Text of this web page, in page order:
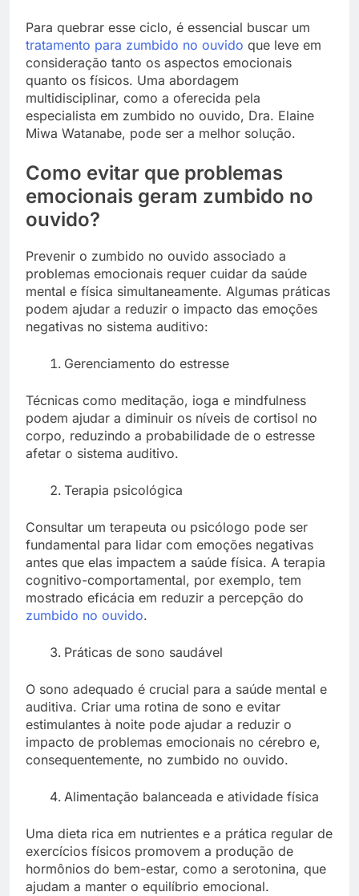
Para quebrar esse ciclo, é essencial buscar um
tratamento para zumbido no ouvido que leve em
consideração tanto os aspectos emocionais
quanto os físicos. Uma abordagem
multidisciplinar, como a oferecida pela
especialista em zumbido no ouvido, Dra. Elaine
Miwa Watanabe, pode ser a melhor solução.
Como evitar que problemas
emocionais geram zumbido no
ouvido?
Prevenir o zumbido no ouvido associado a
problemas emocionais requer cuidar da saúde
mental e física simultaneamente. Algumas práticas
podem ajudar a reduzir o impacto das emoções
negativas no sistema auditivo:
Gerenciamento do estresse
Técnicas como meditação, ioga e mindfulness
podem ajudar a diminuir os níveis de cortisol no
corpo, reduzindo a probabilidade de o estresse
afetar o sistema auditivo.
Terapia psicológica
Consultar um terapeuta ou psicólogo pode ser
fundamental para lidar com emoções negativas
antes que elas impactem a saúde física. A terapia
cognitivo-comportamental, por exemplo, tem
mostrado eficácia em reduzir a percepção do
zumbido no ouvido.
Práticas de sono saudável
O sono adequado é crucial para a saúde mental e
auditiva. Criar uma rotina de sono e evitar
estimulantes à noite pode ajudar a reduzir o
impacto de problemas emocionais no cérebro e,
consequentemente, no zumbido no ouvido.
Alimentação balanceada e atividade física
Uma dieta rica em nutrientes e a prática regular de
exercícios físicos promovem a produção de
hormônios do bem-estar, como a serotonina, que
ajudam a manter o equilíbrio emocional.